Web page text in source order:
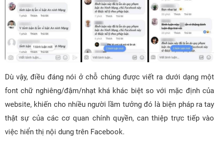
Dù vậy, điều đáng nói ở chỗ chúng được viết ra dưới dạng một
font chữ nghiêng/đậm/nhạt khá khác biệt so với mặc định của
website, khiến cho nhiều người lầm tưởng đó là biện pháp ra tay
thật sự của các cơ quan chính quyền, can thiệp trực tiếp vào
việc hiển thị nội dung trên Facebook.